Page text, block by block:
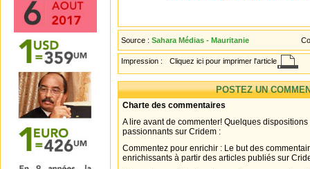
Source : Sahara Médias - Mauritanie
Impression : Cliquez ici pour imprimer l'article
POSTEZ UN
Charte des commentaires
A lire avant de commenter! Quelques
passionnants sur Cridem :
Commentez pour enrichir : Le but des
enrichissants à partir des articles publiés sur